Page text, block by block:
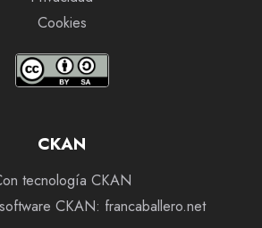
Cookies
CKAN
tecnología CKAN
CKAN: francaballero.net